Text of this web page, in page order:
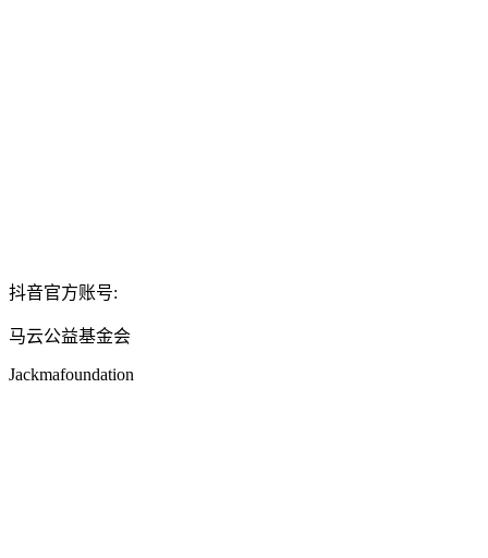
抖音官方账号:
马云公益基金会
Jackmafoundation